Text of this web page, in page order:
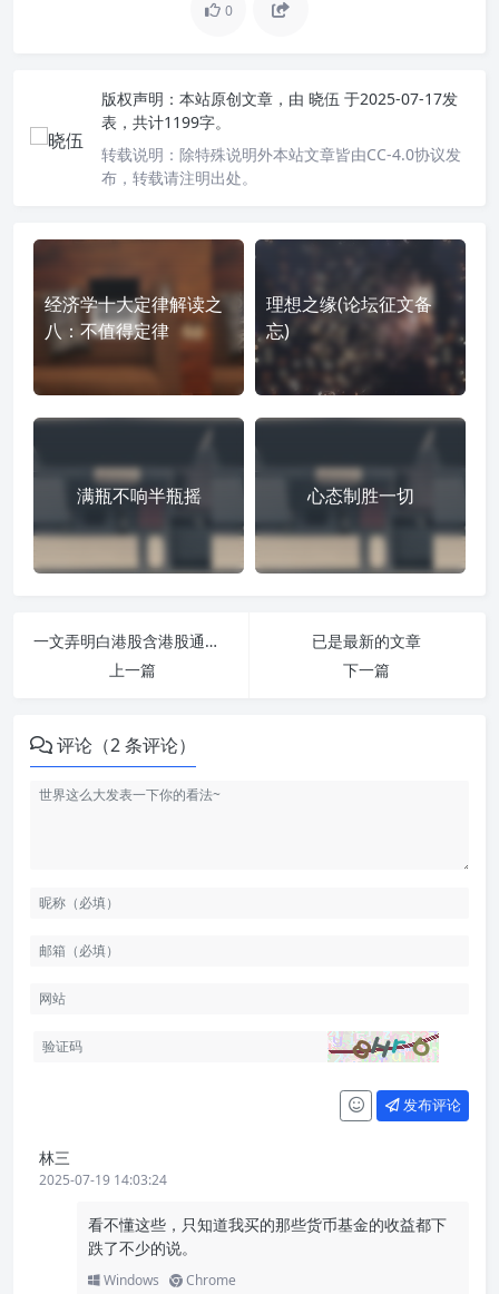
0
版权声明： 本站原创文章，由 晓伍 于2025-07-17发
表，共计1199字。
转载说明： 除特殊说明外本站文章皆由CC-4.0协议发
布，转载请注明出处。
经济学十大定律解读之
八：不值得定律
理想之缘(论坛征文备
忘)
满瓶不响半瓶摇 心态制胜一切
一文弄明白港股含港股通的交易分红规则
上一篇
已是最新的文章
下一篇
评论（2 条评论）
发布评论
林三
2025-07-19 14:03:24
看不懂这些，只知道我买的那些货币基金的收益都下
跌了不少的说。
Windows Chrome